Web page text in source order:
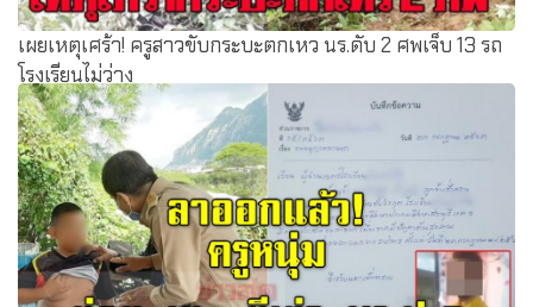
เผยเหตุเศร้า! ครูสาวขับกระบะตกเหว นร.ดับ 2 ศพเจ็บ 13 รถ
โรงเรียนไม่ว่าง